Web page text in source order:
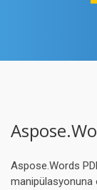
Aspose.Words
manipülasyonuna